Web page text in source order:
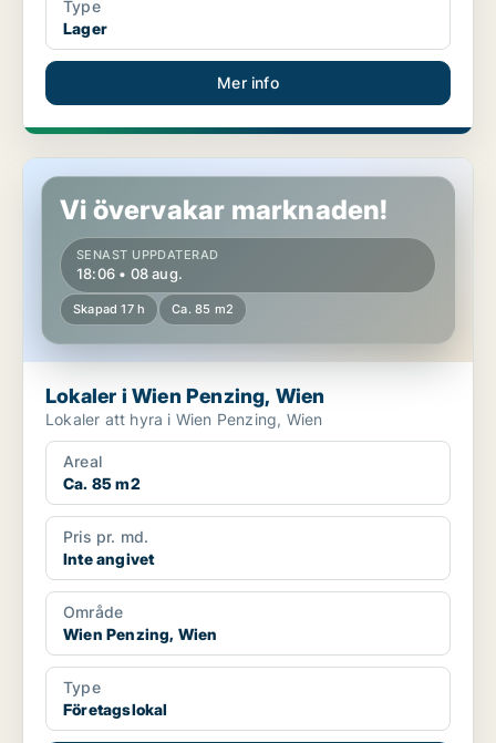
Type
Lager
Mer info
Lokaler i Wien Penzing, Wien
Vi övervakar marknaden!
SENAST UPPDATERAD
18:06 • 08 aug.
Skapad 17 h Ca. 85 m2
Lokaler i Wien Penzing, Wien
Lokaler att hyra i Wien Penzing, Wien
Areal
Ca. 85 m2
Pris pr. md.
Inte angivet
Område
Wien Penzing, Wien
Type
Företagslokal